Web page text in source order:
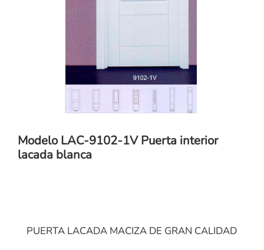
Modelo LAC-9102-1V Puerta interior
lacada blanca
PUERTA LACADA MACIZA DE GRAN CALIDAD